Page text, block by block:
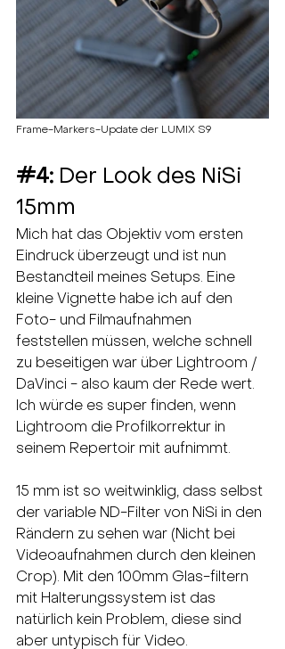
Frame-Markers-Update der LUMIX S9
#4: Der Look des NiSi
15mm
Mich hat das Objektiv vom ersten
Eindruck überzeugt und ist nun
Bestandteil meines Setups. Eine
kleine Vignette habe ich auf den
Foto- und Filmaufnahmen
feststellen müssen, welche schnell
zu beseitigen war über Lightroom /
DaVinci - also kaum der Rede wert.
Ich würde es super finden, wenn
Lightroom die Profilkorrektur in
seinem Repertoir mit aufnimmt.
15 mm ist so weitwinklig, dass selbst
der variable ND-Filter von NiSi in den
Rändern zu sehen war (Nicht bei
Videoaufnahmen durch den kleinen
Crop). Mit den 100mm Glas-filtern
mit Halterungssystem ist das
natürlich kein Problem, diese sind
aber untypisch für Video.